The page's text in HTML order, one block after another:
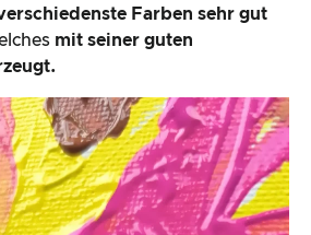
Farben sehr gut
mit seiner guten